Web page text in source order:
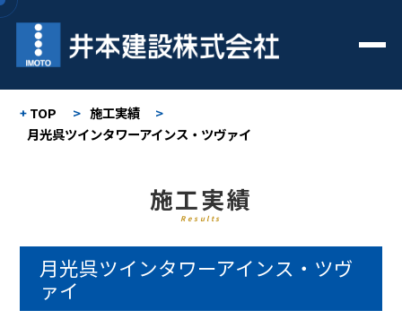
TOP > 施工実績
>
月光呉ツインタワーアインス・ツヴァイ
施工実績
Results
月光呉ツインタワーアインス・ツヴ
ァイ